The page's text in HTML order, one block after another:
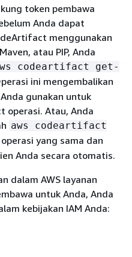
token pembawa
Anda dapat
menggunakan
atau PIP, Anda
codeartifact get-
ini mengembalikan
gunakan untuk
operasi. Atau, Anda
aws codeartifact
yang sama dan
Anda secara otomatis.
dalam AWS layanan
untuk Anda, Anda
kebijakan IAM Anda: